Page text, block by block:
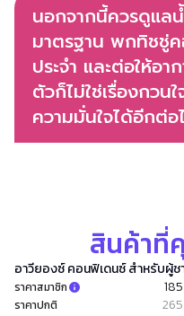
นอกจากนี้ควรดูแล
มาตรฐาน พกทิชชู่
ประจำ และต่อให้อ
ตัวก็ไม่ใช่เรื่องกวน
ความมั่นใจได้อีกต่อ
สินค้าที่
อาวียองซ์ คอนฟิเดนซ์ สำหรับผู้ช
ราคาสมาชิก
ราคาปกติ